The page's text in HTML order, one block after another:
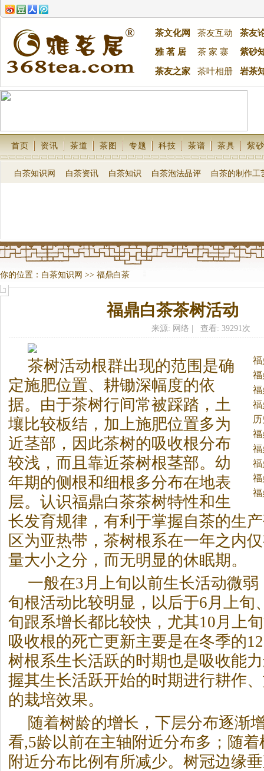
茶文化网 茶友互动
茶友
雅 茗 居
茶 家 寨 紫砂
茶友之家 茶叶相册 岩茶
首页 资讯 茶道 茶图 专题 科技 茶谱 茶具 紫砂
白茶知识网 白茶资讯 白茶知识 白茶泡法品评 白茶的制作工
你的位置： 白茶知识网 >> 福鼎白茶
福鼎白茶茶树活动
来源: 网络 | 查看: 39291次
茶树活动根群出现的范围是确
定施肥位置、耕锄深幅度的依
据。 由于茶树行间常被踩踏，土
壤比较板结，加上施肥位置多为
近茎部，因此茶树的吸收根分布
较浅，而且靠近茶树根茎部。幼
年期的侧根和细根多分布在地表
层。认识福鼎白茶茶树特性和生
长发育规律，有利于掌握自茶的生
区为亚热带，茶树根系在一年之内
量大小之分，而无明显的休眠期。
一般在3月上旬以前生长活动微
旬根活动比较明显，以后于6月上旬
旬跟系增长都比较快，尤其10月上
吸收根的死亡更新主要是在冬季的
树根系生长活跃的时期也是吸收能
握其生长活跃开始的时期进行耕作
的栽培效果。
随着树龄的增长，下层分布逐渐
看,5龄以前在主轴附近分布多；随
附近分布比例有所减少。树冠边缘